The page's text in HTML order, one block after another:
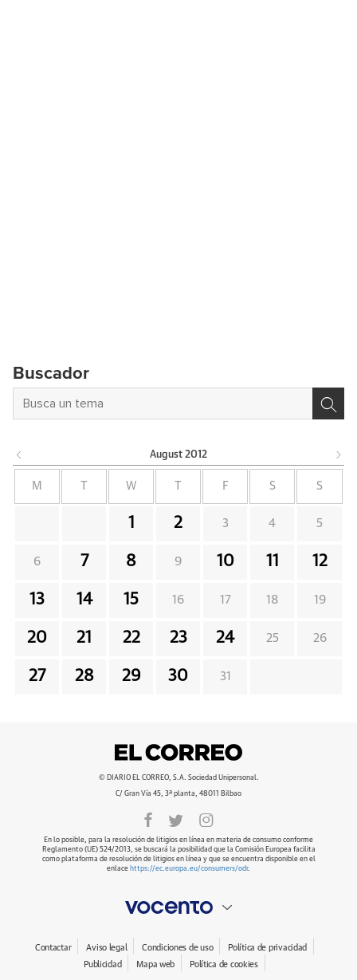
Buscador
August 2012
M W F S S
1 2 3 4 5
6 7 8 9 10 11 12
13 14 15 16 17 18 19
20 21 22 23 24 25 26
27 28 29 30 31
© DIARIO EL CORREO, S.A. Sociedad Unipersonal.
C/ Gran Vía 45, 3ª planta, 48011 Bilbao
En lo posible, para la resolución de litigios en línea en materia de consumo conforme
Reglamento (UE) 524/2013, se buscará la posibilidad que la Comisión Europea facilita
como plataforma de resolución de litigios en línea y que se encuentra disponible en el
enlace https://ec.europa.eu/consumers/odr.
Contactar Aviso legal Condiciones de uso
Política de privacidad
Publicidad
Mapa web Política de cookies